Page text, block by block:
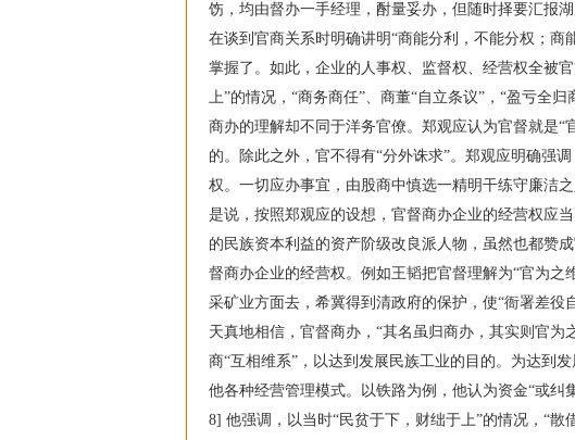
饬，均由督办一手经理，酎量妥办，但随时择要汇报
在谈到官商关系时明确讲明“商能分利，不能分权；
掌握了。如此，企业的人事权、监督权、经营权全被
上”的情况，“商务商任”、商董“自立条议”，“盈亏全
商办的理解却不同于洋务官僚。郑观应认为官督就是
的。除此之外，官不得有“分外诛求”。郑观应明确强
权。一切应办事宜，由股商中慎选一精明干练守廉洁
是说，按照郑观应的设想，官督商办企业的经营权应
的民族资本利益的资产阶级改良派人物，虽然也都赞
督商办企业的经营权。例如王韬把官督理解为“官为之
采矿业方面去，希冀得到清政府的保护，使“衙署差
天真地相信，官督商办，“其名虽归商办，其实则官
商“互相维系”，以达到发展民族工业的目的。为达到
他各种经营管理模式。以铁路为例，他认为资金“或
8] 他强调，以当时“民贫于下，财绌于上”的情况，“散